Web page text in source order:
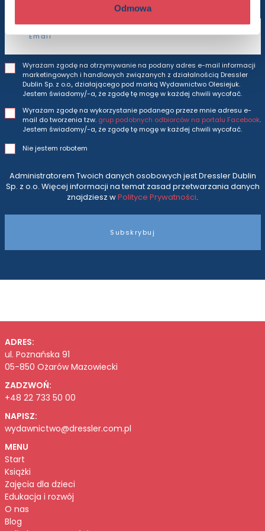
Odmowa
Adres e-mail
Wyrażam zgodę na otrzymywanie na podany adres e-mail informacji
marketingowych i handlowych związanych z działalnością Dressler
Dublin Sp. z o.o., działającego pod marką Wydawnictwo Olesiejuk.
Jestem świadomy/-a, że zgodę tę mogę w każdej chwili wycofać.
Wyrażam zgodę na wykorzystanie podanego przeze mnie adresu e-
mail do tworzenia tzw. grup podobnych odbiorców na portalu Facebook.
Jestem świadomy/-a, że zgodę tę mogę w każdej chwili wycofać.
Nie jestem robotem
Administratorem Twoich danych osobowych jest Dressler Dublin
Sp. z o.o. Więcej informacji na temat zasad przetwarzania danych
znajdziesz wPolityce Prywatności.
Subskrybuj
ADRES:
ul. Poznańska 91
05-850 Ożarów Mazowiecki
ZADZWOŃ:
+48 22 733 50 00
NAPISZ:
wydawnictwo@dressler.com.pl
MENU
Start
Książki
Zajęcia dla dzieci
Edukacja i rozwój
O nas
Blog